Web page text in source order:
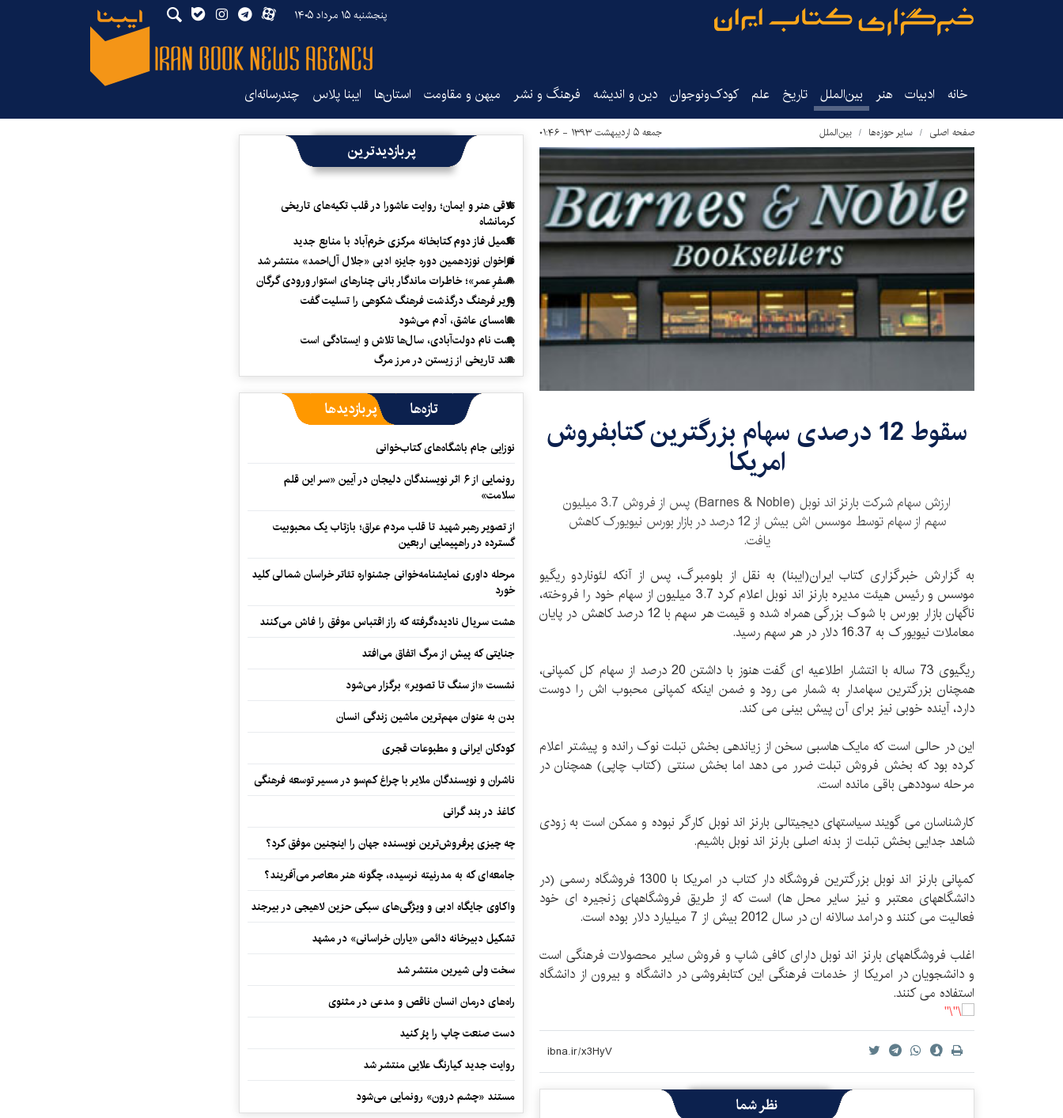
پنجشنبه ۱۵ مرداد ۱۴۰۵
خانه ادبیات هنر بین‌الملل تاریخ‌ علم کودک‌ونوجوان دین و اندیشه فرهنگ و نشر میهن و مقاومت استان‌ها ایبنا پلاس چندرسانه‌ای
صفحه اصلی سایر حوزه‌ها بین‌الملل جمعه ۵ اردیبهشت ۱۳۹۳ - ۰۱:۴۶
سقوط 12 درصدی سهام بزرگترین کتابفروش
امریکا
ارزش سهام شرکت بارنز اند نوبل (Barnes & Noble) پس از فروش 3.7 میلیون
سهم از سهام توسط موسس اش بیش از 12 درصد در بازار بورس نیویورک کاهش
یافت.
به گزارش خبرگزاری کتاب ایران(ایبنا) به نقل از بلومبرگ، پس از آنکه لئوناردو ریگیو
موسس و رئیس هیئت مدیره بارنز اند نوبل اعلام کرد 3.7 میلیون از سهام خود را فروخته،
ناگهان بازار بورس با شوک بزرگی همراه شده و قیمت هر سهم با 12 درصد کاهش در پایان
معاملات نیویورک به 16.37 دلار در هر سهم رسید.
ریگیوی 73 ساله با انتشار اطلاعیه ای گفت هنوز با داشتن 20 درصد از سهام کل کمپانی،
همچنان بزرگترین سهامدار به شمار می رود و ضمن اینکه کمپانی محبوب اش را دوست
دارد، آینده خوبی نیز برای آن پیش بینی می کند.
این در حالی است که مایک هاسبی سخن از زیاندهی بخش تبلت نوک رانده و پیشتر اعلام
کرده بود که بخش فروش تبلت ضرر می دهد اما بخش سنتی (کتاب چاپی) همچنان در
مرحله سوددهی باقی مانده است.
کارشناسان می گویند سیاستهای دیجیتالی بارنز اند نوبل کارگر نبوده و ممکن است به زودی
شاهد جدایی بخش تبلت از بدنه اصلی بارنز اند نوبل باشیم.
کمپانی بارنز اند نوبل بزرگترین فروشگاه دار کتاب در امریکا با 1300 فروشگاه رسمی (در
دانشگاههای معتبر و نیز سایر محل ها) است که از طریق فروشگاههای زنجیره ای خود
فعالیت می کنند و درامد سالانه ان در سال 2012 بیش از 7 میلیارد دلار بوده است.
اغلب فروشگاههای بارنز اند نوبل دارای کافی شاپ و فروش سایر محصولات فرهنگی است
و دانشجویان در امریکا از خدمات فرهنگی این کتابفروشی در دانشگاه و بیرون از دانشگاه
استفاده می کنند.
نظر شما
پربازدیدترین
تلاقی هنر و ایمان؛ روایت عاشورا در قلب تکیه‌های تاریخی
کرمانشاه
تکمیل فاز دوم کتابخانه مرکزی خرم‌آباد با منابع جدید
فراخوان نوزدهمین دوره جایزه ادبی «جلال آل‌احمد» منتشر شد
«سفرِ عمر»؛ خاطرات ماندگار بانی چنارهای استوار ورودی گرگان
وزیر فرهنگ درگذشت فرهنگ شکوهی را تسلیت گفت
سامسای عاشق، آدم می‌شود
پشت نام دولت‌آبادی، سال‌ها تلاش و ایستادگی است
سند تاریخی از زیستن در مرز مرگ
تازه‌ها پربازدیدها
نوزایی جام باشگاه‌های کتاب‌خوانی
رونمایی از ۶ اثر نویسندگان دلیجان در آیین «سر این قلم
سلامت»
از تصویر رهبر شهید تا قلب مردم عراق؛ بازتاب یک محبوبیت
گسترده در راهپیمایی اربعین
مرحله داوری نمایشنامه‌خوانی جشنواره تئاتر خراسان شمالی کلید
خورد
هشت سریال نادیده‌گرفته که راز اقتباس موفق را فاش می‌کنند
جنایتی که پیش از مرگ اتفاق می‌افتد
نشست «از سنگ تا تصویر» برگزار می‌شود
بدن به عنوان مهم‌ترین ماشین زندگی انسان
کودکان ایرانی و مطبوعات قجری
ناشران و نویسندگان ملایر با چراغ کم‌سو در مسیر توسعه فرهنگی
کاغذ در بند گرانی
چه چیزی پرفروش‌ترین نویسنده جهان را اینچنین موفق کرد؟
جامعه‌ای که به مدرنیته نرسیده، چگونه هنر معاصر می‌آفریند؟
واکاوی جایگاه ادبی و ویژگی‌های سبکی حزین لاهیجی در بیرجند
تشکیل دبیرخانه دائمی «یاران خراسانی» در مشهد
سخت ولی شیرین منتشر شد
راه‌های درمان انسان ناقص و مدعی در مثنوی
دست صنعت چاپ را پرُ کنید
روایت جدید کیارنگ علایی منتشر شد
مستند «چشم درون» رونمایی می‌شود